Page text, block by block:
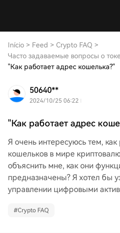
Início > Feed > Crypto FAQ >
Часто задаваемые вопросы о
"Как работает адрес кошелька?"
50640**
2024/10/25 06:22
"Как работает адрес
Я очень интересуюсь тем,
кошельков в мире
объяснить мне, как они
предназначены? Я хотел бы
управлении цифровыми
#Crypto FAQ